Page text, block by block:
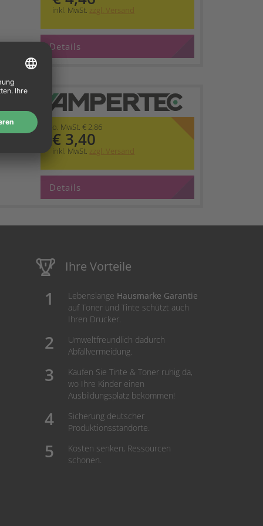
inkl. MwSt. zzgl. Versand
Details
o. MwSt. € 2,86
€ 3,40
inkl. MwSt. zzgl. Versand
Details
Ihre Vorteile
Lebenslange Hausmarke Garantie
auf Toner und Tinte schützt auch
Ihren Drucker.
Umweltfreundlich dadurch
Abfallvermeidung.
Kaufen Sie Tinte & Toner ruhig da,
wo Ihre Kinder einen
Ausbildungsplatz bekommen!
Sicherung deutscher
Produktionsstandorte.
Kosten senken, Ressourcen
schonen.